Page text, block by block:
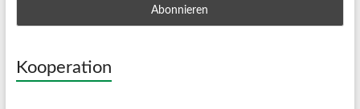
Kooperation